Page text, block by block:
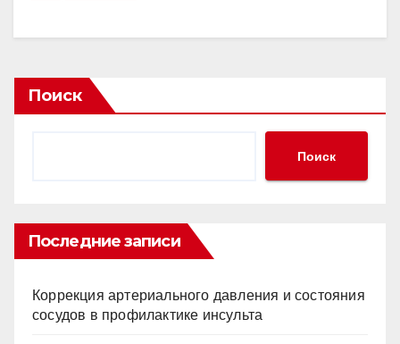
Поиск
Поиск
Последние записи
Коррекция артериального давления и состояния
сосудов в профилактике инсульта